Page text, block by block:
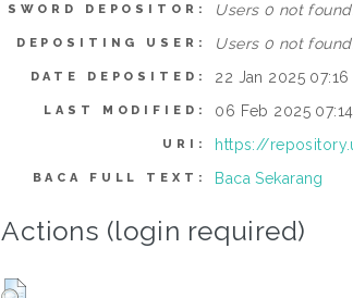
SWORD DEPOSITOR: Users 0 not found.
DEPOSITING USER: Users 0 not found.
DATE DEPOSITED: 22 Jan 2025 07:16
LAST MODIFIED: 06 Feb 2025 07:14
URI: https://
BACA FULL TEXT: Baca Sekarang
Actions (login required)